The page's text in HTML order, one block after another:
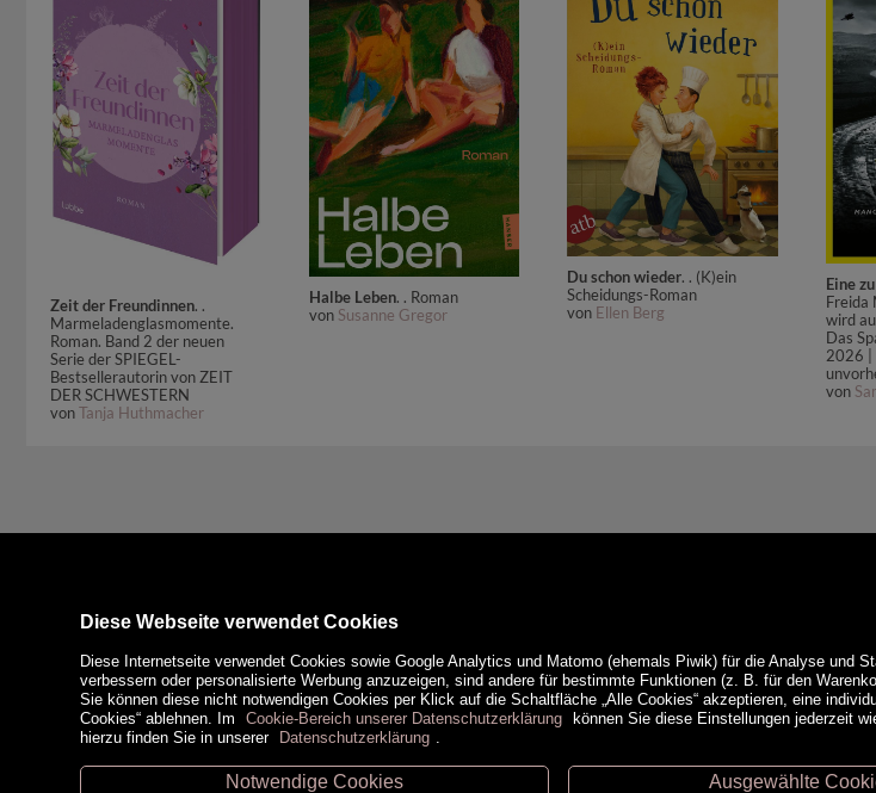
Zeit der Freundinnen. .
Marmeladenglasmomente.
Roman. Band 2 der neuen
Serie der SPIEGEL-
Bestsellerautorin von ZEIT
DER SCHWESTERN
vonTanja Huthmacher
Halbe Leben. . Roman
von Susanne Gregor
Du schon wieder. . (K)ein
Scheidungs-Roman
von Ellen Berg
Eine
Freida
wird
Das
2026 |
von
Diese Webseite verwendet Cookies
Diese Internetseite verwendet Cookies sowie Google Analytics und Matomo (ehemals Piwik) für die Analyse und
verbessern oder personalisierte Werbung anzuzeigen, sind andere für bestimmte Funktionen (z. B. für den
Sie können diese nicht notwendigen Cookies per Klick auf die Schaltfläche „Alle Cookies“ akzeptieren, eine
Cookies“ ablehnen. Im
Cookie-Bereich unserer Datenschutzerklärung
können Sie diese Einstellungen jederzeit
hierzu finden Sie in unserer
Datenschutzerklärung
Notwendige Cookies Ausgewählte